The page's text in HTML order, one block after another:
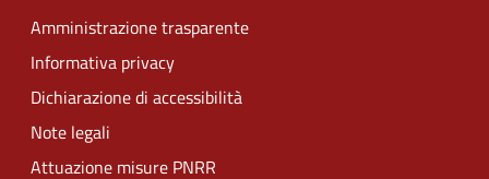
Amministrazione trasparente
Informativa privacy
Dichiarazione di accessibilità
Note legali
Attuazione misure PNRR